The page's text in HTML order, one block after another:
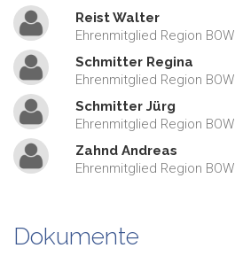
Reist Walter
Ehrenmitglied Region BOW
Schmitter Regina
Ehrenmitglied Region BOW
Schmitter Jürg
Ehrenmitglied Region BOW
Zahnd Andreas
Ehrenmitglied Region BOW
Dokumente